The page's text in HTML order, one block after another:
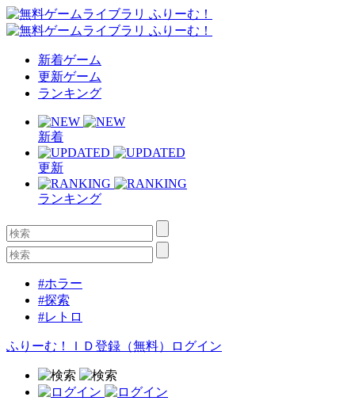
新着ゲーム
更新ゲーム
ランキング
新着
更新
ランキング
#ホラー
#探索
#レトロ
ふりーむ！ＩＤ登録（無料） ログイン